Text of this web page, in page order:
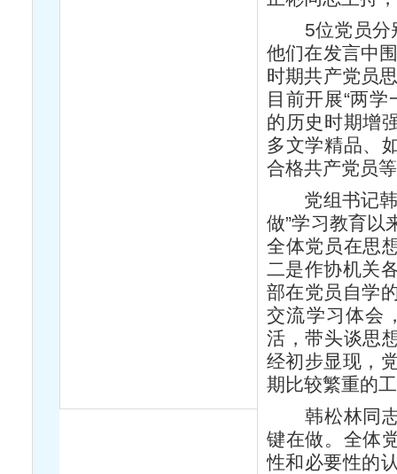
5位党员分别
他们在发言中
时期共产党员
目前开展“两
的历史时期增
多文学精品、
合格共产党员
党组书记韩
做”学习教育以
全体党员在思
二是作协机关
部在党员自学
交流学习体会
活，带头谈思
经初步显现，
期比较繁重的
韩松林同志
键在做。全体
性和必要性的